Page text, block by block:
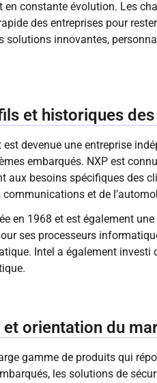
en constante évolution. Les
des entreprises pour
solutions innovantes,
et historiques
est devenue une entreprise
embarqués. NXP est
aux besoins spécifiques des
et de
en 1968 et est également
ses processeurs
Intel a également
orientation du
gamme de produits qui
les solutions de